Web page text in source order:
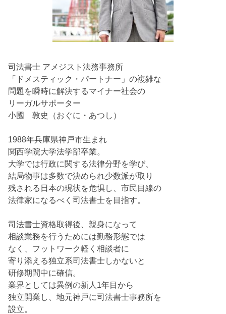
司法書士 アメジスト法務事務所
「ドメスティック・パートナー」の複雑な
問題を瞬時に解決するマイナー社会の
リーガルサポーター
小國 敦史（おぐに・あつし）
1988年兵庫県神戸市生まれ
関西学院大学法学部卒業。
大学では行政に関する法律分野を学び、
結局物事は多数で決められ少数派が取り
残される日本の現状を危惧し、市民目線の
法律家になるべく司法書士を目指す。
司法書士資格取得後、親身になって
相談業務を行うためには勤務形態では
なく、フットワーク軽く相談者に
寄り添える独立系司法書士しかないと
研修期間中に確信。
業界としては異例の新人1年目から
独立開業し、地元神戸に司法書士事務所を
設立。